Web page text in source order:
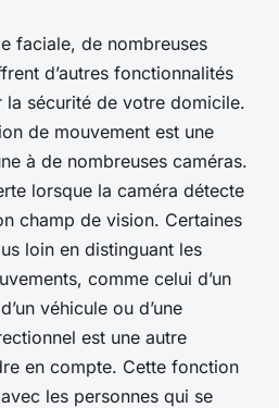
faciale, de nombreuses
d’autres fonctionnalités
la sécurité de votre domicile.
de mouvement est une
à de nombreuses caméras.
lorsque la caméra détecte
champ de vision. Certaines
loin en distinguant les
comme celui d’un
véhicule ou d’une
est une autre
en compte. Cette fonction
les personnes qui se